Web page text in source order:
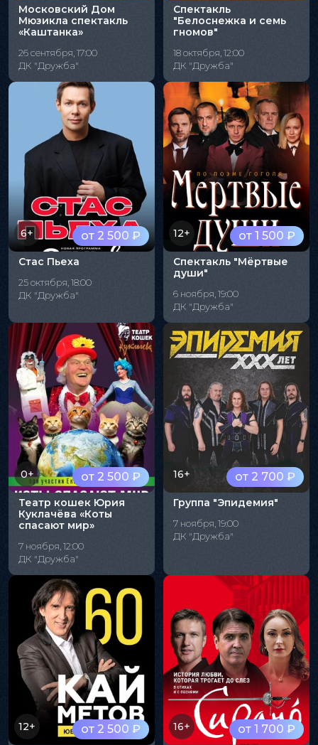
Московский Дом
Мюзикла спектакль
«Каштанка»
26 сентября, 17:00
ДК "Дружба"
Спектакль
"Белоснежка и семь
гномов"
18 октября, 12:00
ДК "Дружба"
от 2 500 ₽
6+
Стас Пьеха
25 октября, 18:00
ДК "Дружба"
от 1 500 ₽
12+
Спектакль "Мёртвые
души"
6 ноября, 19:00
ДК "Дружба"
от 2 500 ₽
0+
Театр кошек Юрия
Куклачёва «Коты
спасают мир»
7 ноября, 12:00
ДК "Дружба"
от 2 700 ₽
16+
Группа "Эпидемия"
7 ноября, 19:00
ДК "Дружба"
от 2 500 ₽
12+ от 1 700 ₽
16+